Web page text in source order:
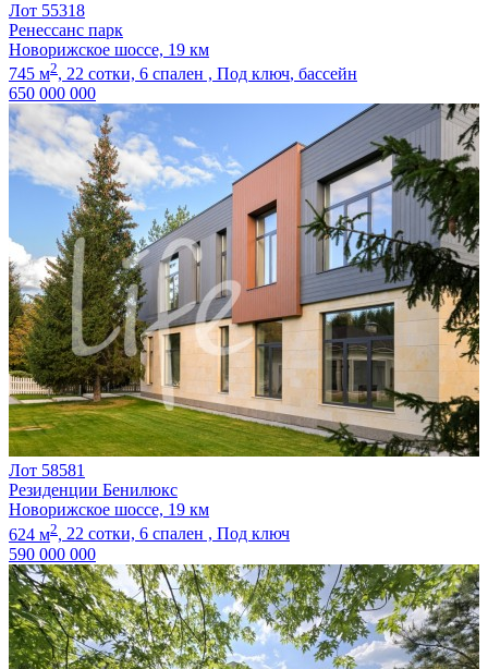
Лот 55318
Ренессанс парк
Новорижское шоссе, 19 км
745 м2, 22 сотки, 6 спален , Под ключ, бассейн
650 000 000
Лот 58581
Резиденции Бенилюкс
Новорижское шоссе, 19 км
624 м2, 22 сотки, 6 спален , Под ключ
590 000 000